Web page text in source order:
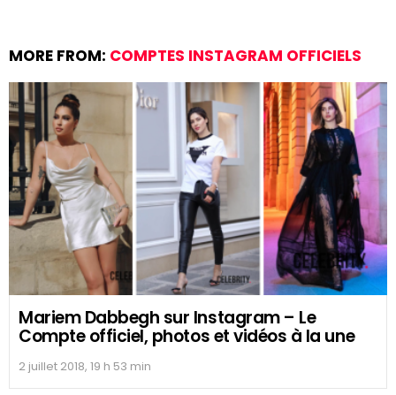
MORE FROM: COMPTES INSTAGRAM OFFICIELS
Mariem Dabbegh sur Instagram – Le
Compte officiel, photos et vidéos à la une
2 juillet 2018, 19 h 53 min